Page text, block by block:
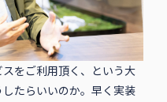
スをご利用頂く、という大
たらいいのか。早く実装